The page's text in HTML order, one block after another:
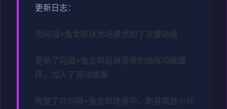
更新日志：
为玛瑙+兔女郎扶她场景添加了次要动画
更新了玛瑙+兔女郎玩具场景的结尾动画循
环，加入了晃动效果
修复了在玛瑙+兔女郎场景中，斯普莱瑟小兵